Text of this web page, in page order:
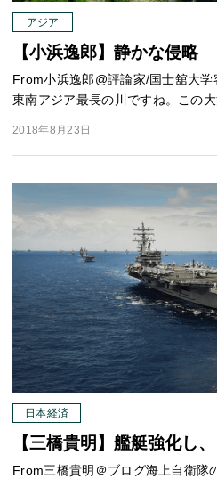
アジア
【小浜逸郎】静かな侵略
From小浜逸郎@評論家/国士舘大学
東南アジア最長の川ですね。この
2018年8月23日
日本経済
【三橋貴明】艦艇強化し
From三橋貴明＠ブログ海上自衛隊